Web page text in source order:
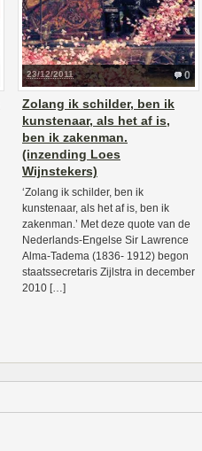
0
23/12/2011
Zolang ik schilder, ben ik
kunstenaar, als het af is,
ben ik zakenman.
(inzending Loes
Wijnstekers)
‘Zolang ik schilder, ben ik
kunstenaar, als het af is, ben ik
zakenman.’ Met deze quote van de
Nederlands-Engelse Sir Lawrence
Alma-Tadema (1836- 1912) begon
staatssecretaris Zijlstra in december
2010 […]